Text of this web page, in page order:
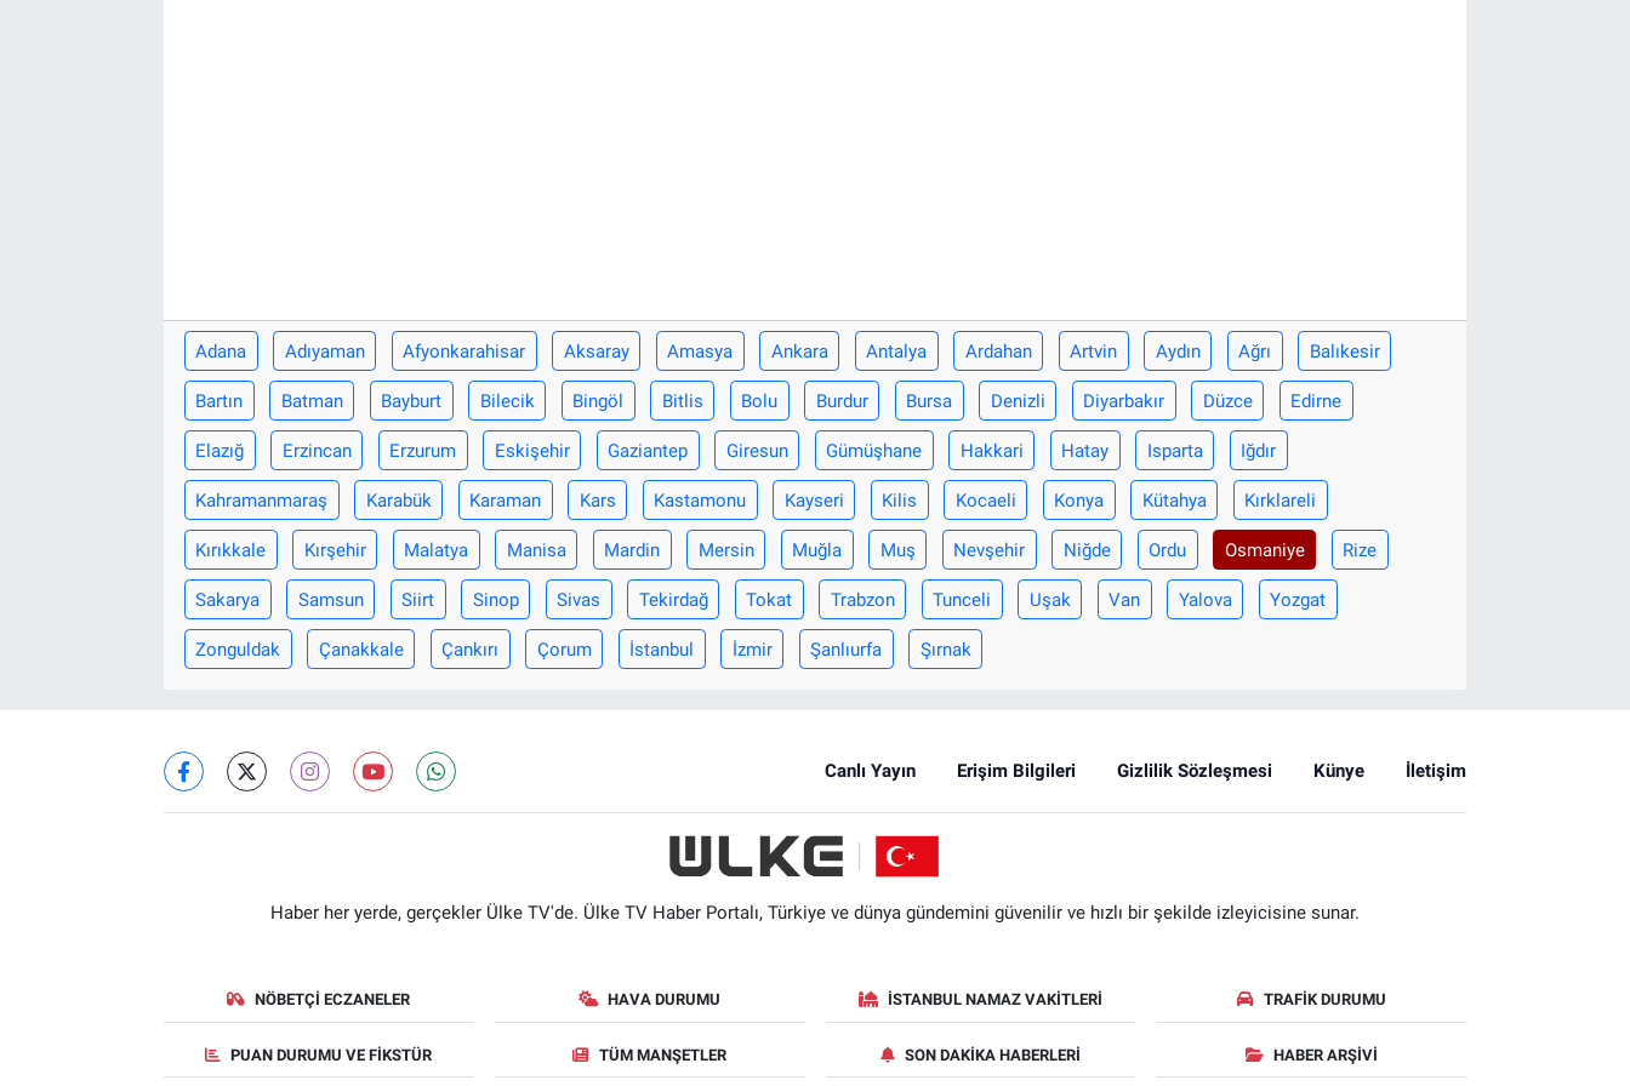
Adana Adıyaman Afyonkarahisar Aksaray Amasya Ankara Antalya Ardahan Artvin Aydın Ağrı Balıkesir
Bartın Batman Bayburt Bilecik Bingöl Bitlis Bolu Burdur Bursa Denizli Diyarbakır Düzce Edirne
Elazığ Erzincan Erzurum Eskişehir Gaziantep Giresun Gümüşhane Hakkari Hatay Isparta Iğdır
Kahramanmaraş Karabük Karaman Kars Kastamonu Kayseri Kilis Kocaeli Konya Kütahya Kırklareli
Kırıkkale Kırşehir Malatya Manisa Mardin Mersin Muğla Muş Nevşehir Niğde Ordu Osmaniye Rize
Sakarya Samsun Siirt Sinop Sivas Tekirdağ Tokat Trabzon Tunceli Uşak Van Yalova Yozgat
Zonguldak Çanakkale Çankırı Çorum İstanbul İzmir Şanlıurfa Şırnak
Canlı Yayın Erişim Bilgileri Gizlilik Sözleşmesi Künye İletişim
Haber her yerde, gerçekler Ülke TV'de. Ülke TV Haber Portalı, Türkiye ve dünya gündemini güvenilir ve hızlı bir şekilde izleyicisine sunar.
NÖBETÇI ECZANELER HAVA DURUMU İSTANBUL NAMAZ VAKITLERI TRAFIK DURUMU
PUAN DURUMU VE FIKSTÜR TÜM MANŞETLER SON DAKIKA HABERLERI HABER ARŞIVI